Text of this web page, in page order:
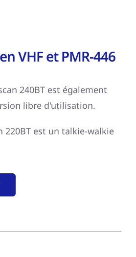
VHF et PMR-446
240BT est également
libre d'utilisation.
220BT est un talkie-walkie